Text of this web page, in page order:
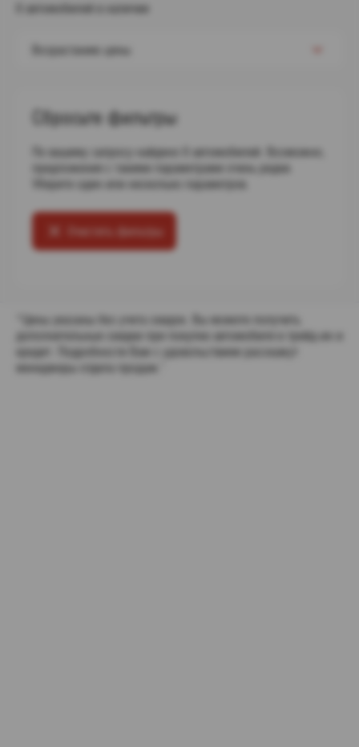
0 автомобилей в наличии
Возрастанию цены
Сбросьте фильтры
По вашему запросу найдено 0 автомобилей. Возможно,
предложения с такими параметрами очень редки.
Уберите один или несколько параметров.
Очистить фильтры
*Цены указаны без учета скидок. Вы можете получить
дополнительные скидки при покупке автомобиля в трейд-ин и
кредит. Подробности Вам с удовольствием расскажут
менеджеры отдела продаж."